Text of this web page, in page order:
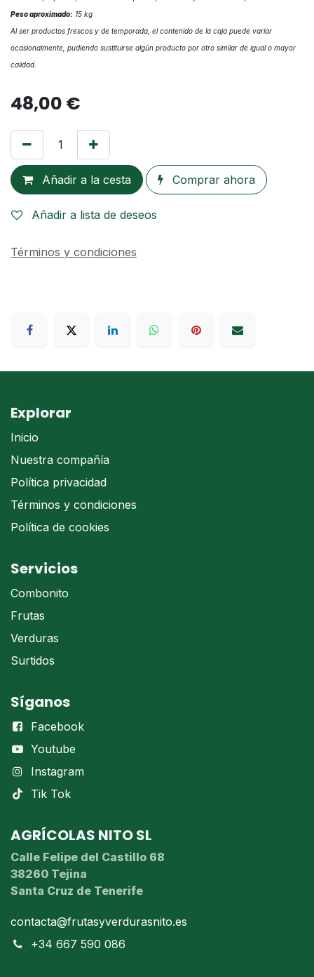
Peso aproximado: 15 kg
Al ser productos frescos y de temporada, el contenido de la caja puede variar
ocasionalmente, pudiendo sustituirse algún producto por otro similar de igual o mayor
calidad.
48,00 €
Añadir a la cesta Comprar ahora
Añadir a lista de deseos
Términos y condiciones
Explorar
Inicio
Nuestra compañía
Política privacidad
Términos y condiciones
Política de cookies
Servicios
Combonito
Frutas
Verduras
Surtidos
Síganos
Facebook
Youtube
Instagram
Tik Tok
AGRÍCOLAS NITO SL
Calle Felipe del Castillo 68
38260 Tejina
Santa Cruz de Tenerife
contacta@frutasyverdurasnito.es
+34 667 590 086